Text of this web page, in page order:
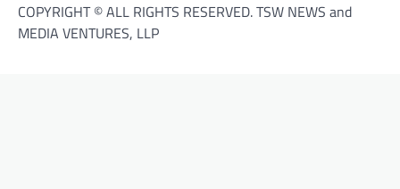
COPYRIGHT © ALL RIGHTS RESERVED. TSW NEWS and
MEDIA VENTURES, LLP